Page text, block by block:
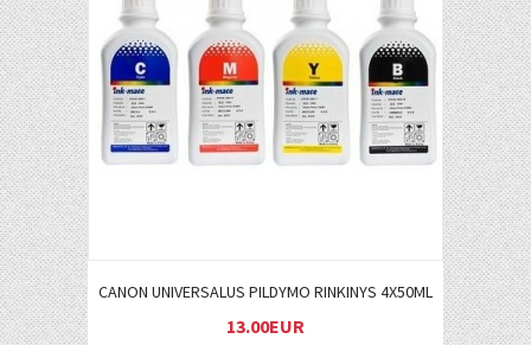
Į KREPŠELĮ
CANON UNIVERSALUS PILDYMO RINKINYS 4X50ML
13.00EUR